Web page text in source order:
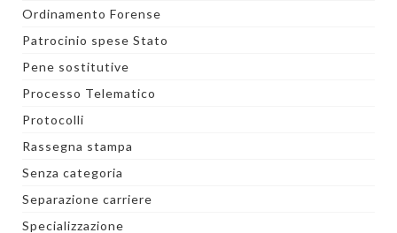
Ordinamento Forense
Patrocinio spese Stato
Pene sostitutive
Processo Telematico
Protocolli
Rassegna stampa
Senza categoria
Separazione carriere
Specializzazione